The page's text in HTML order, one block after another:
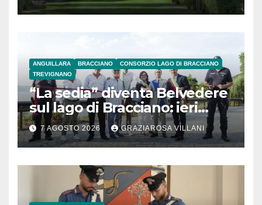
ANGUILLARA BRACCIANO
CONSORZIO LAGO DI BRACCIANO
TREVIGNANO
“La sedia” diventa Belvedere
sul lago di Bracciano: ieri
l’inaugurazione
7 AGOSTO 2026 GRAZIAROSA VILLANI